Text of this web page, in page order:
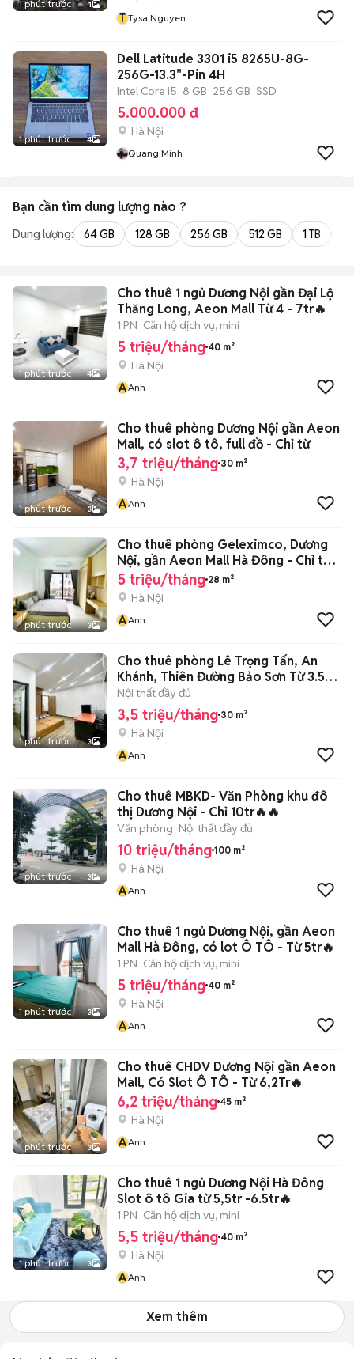
1 phút trước 1
T Tysa Nguyen
1 phút trước 4
Dell Latitude 3301 i5 8265U-8G-
256G-13.3"-Pin 4H
Intel Core i5 8 GB 256 GB SSD
5.000.000 đ
Hà Nội
Quang Minh
Bạn cần tìm dung lượng nào ?
Dung lượng: 64 GB 128 GB 256 GB 512 GB 1 TB
1 phút trước 4
Cho thuê 1 ngủ Dương Nội gần Đại Lộ
Thăng Long, Aeon Mall Từ 4 - 7tr🔥
1 PN Căn hộ dịch vụ, mini
5 triệu/tháng 40 m²
Hà Nội
AAnh
1 phút trước 3
Cho thuê phòng Dương Nội gần Aeon
Mall, có slot ô tô, full đồ - Chỉ từ
3,7 triệu/tháng 30 m²
Hà Nội
AAnh
1 phút trước 3
Cho thuê phòng Geleximco, Dương
Nội, gần Aeon Mall Hà Đông - Chỉ từ
5T
5 triệu/tháng 28 m²
Hà Nội
AAnh
1 phút trước 3
Cho thuê phòng Lê Trọng Tấn, An
Khánh, Thiên Đường Bảo Sơn Từ 3.5tr
🔥
Nội thất đầy đủ
3,5 triệu/tháng 30 m²
Hà Nội
AAnh
1 phút trước 3
Cho thuê MBKD- Văn Phòng khu đô
thị Dương Nội - Chỉ 10tr🔥🔥
Văn phòng Nội thất đầy đủ
10 triệu/tháng 100 m²
Hà Nội
AAnh
1 phút trước 3
Cho thuê 1 ngủ Dương Nội, gần Aeon
Mall Hà Đông, có lot Ô TÔ - Từ 5tr🔥
1 PN Căn hộ dịch vụ, mini
5 triệu/tháng 40 m²
Hà Nội
AAnh
1 phút trước 3
Cho thuê CHDV Dương Nội gần Aeon
Mall, Có Slot Ô TÔ - Từ 6,2Tr🔥
6,2 triệu/tháng 45 m²
Hà Nội
AAnh
1 phút trước 3
Cho thuê 1 ngủ Dương Nội Hà Đông
Slot ô tô Gia từ 5,5tr -6.5tr🔥
1 PN Căn hộ dịch vụ, mini
5,5 triệu/tháng 40 m²
Hà Nội
AAnh
Xem thêm